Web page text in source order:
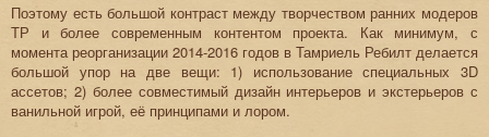
Поэтому есть большой контраст между творчеством ранних модеров
ТР и более современным контентом проекта. Как минимум, с
момента реорганизации 2014-2016 годов в Тамриель Ребилт делается
большой упор на две вещи: 1) использование специальных 3D
ассетов; 2) более совместимый дизайн интерьеров и экстерьеров с
ванильной игрой, её принципами и лором.